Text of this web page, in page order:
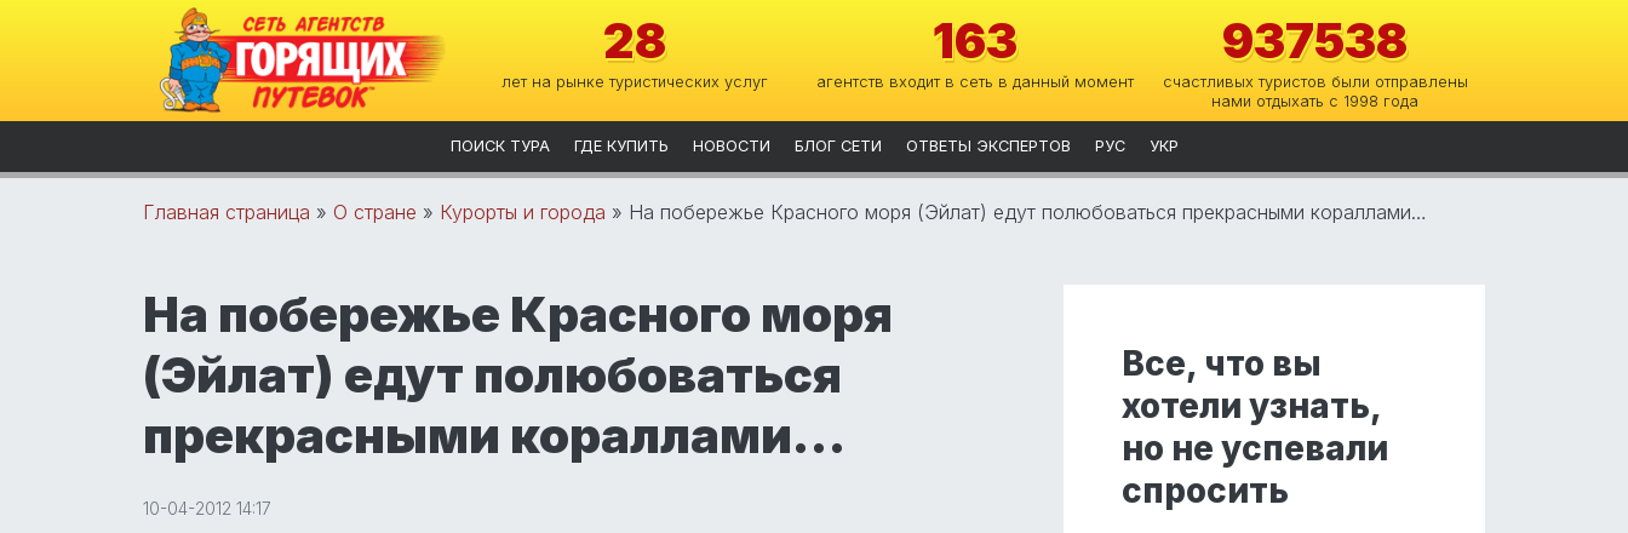
28
лет на рынке туристических услуг
163
агентств входит в сеть в данный момент
937538
счастливых туристов были отправлены
нами отдыхать с 1998 года
ПОИСК ТУРА ГДЕ КУПИТЬ НОВОСТИ БЛОГ СЕТИ ОТВЕТЫ ЭКСПЕРТОВ РУС УКР
Главная страница » О стране » Курорты и города » На побережье Красного моря (Эйлат) едут полюбоваться прекрасными кораллами…
На побережье Красного моря
(Эйлат) едут полюбоваться
прекрасными кораллами…
10-04-2012 14:17
Все, что вы
хотели узнать,
но не успевали
спросить